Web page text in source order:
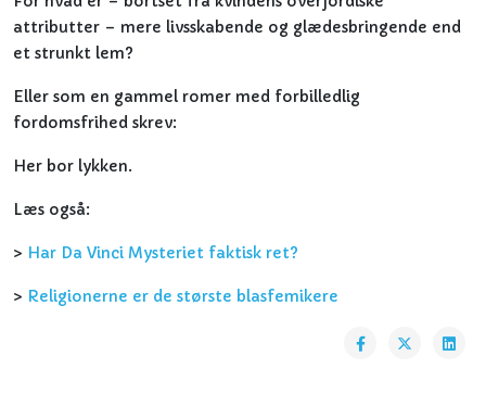
attributter – mere livsskabende og glædesbringende end
et strunkt lem?
Eller som en gammel romer med forbilledlig
fordomsfrihed skrev:
Her bor lykken.
Læs også:
> Har Da Vinci Mysteriet faktisk ret?
> Religionerne er de største blasfemikere